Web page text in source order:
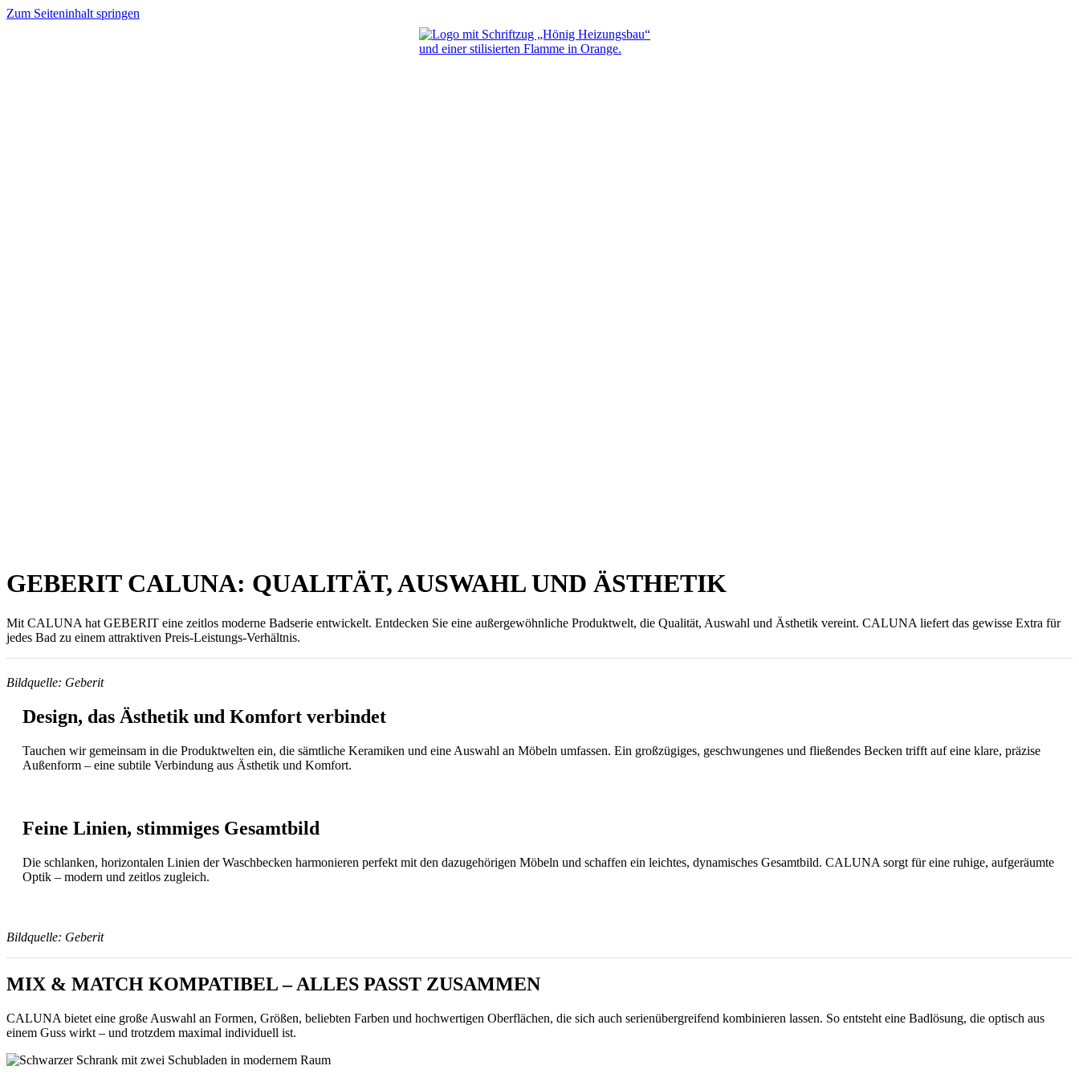
Zum Seiteninhalt springen
GEBERIT CALUNA: QUALITÄT, AUSWAHL UND ÄSTHETIK
Mit CALUNA hat GEBERIT eine zeitlos moderne Badserie entwickelt. Entdecken Sie eine außergewöhnliche Produktwelt, die Qualität, Auswahl und Ästhetik vereint. CALUNA liefert das gewisse Extra für
jedes Bad zu einem attraktiven Preis-Leistungs-Verhältnis.
Bildquelle: Geberit
Design, das Ästhetik und Komfort verbindet
Tauchen wir gemeinsam in die Produktwelten ein, die sämtliche Keramiken und eine Auswahl an Möbeln umfassen. Ein großzügiges, geschwungenes und fließendes Becken trifft auf eine klare, präzise
Außenform – eine subtile Verbindung aus Ästhetik und Komfort.
Feine Linien, stimmiges Gesamtbild
Die schlanken, horizontalen Linien der Waschbecken harmonieren perfekt mit den dazugehörigen Möbeln und schaffen ein leichtes, dynamisches Gesamtbild. CALUNA sorgt für eine ruhige, aufgeräumte
Optik – modern und zeitlos zugleich.
Bildquelle: Geberit
MIX & MATCH KOMPATIBEL – ALLES PASST ZUSAMMEN
CALUNA bietet eine große Auswahl an Formen, Größen, beliebten Farben und hochwertigen Oberflächen, die sich auch serienübergreifend kombinieren lassen. So entsteht eine Badlösung, die optisch aus
einem Guss wirkt – und trotzdem maximal individuell ist.